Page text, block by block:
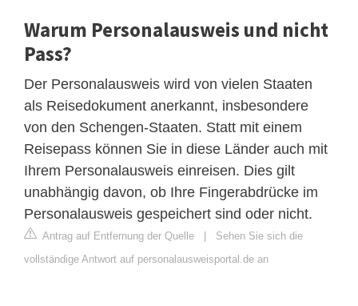
Warum Personalausweis und nicht
Pass?
Der Personalausweis wird von vielen Staaten
als Reisedokument anerkannt, insbesondere
von den Schengen-Staaten. Statt mit einem
Reisepass können Sie in diese Länder auch mit
Ihrem Personalausweis einreisen. Dies gilt
unabhängig davon, ob Ihre Fingerabdrücke im
Personalausweis gespeichert sind oder nicht.
Antrag auf Entfernung der Quelle
Sehen Sie sich die
vollständige Antwort auf personalausweisportal.de an